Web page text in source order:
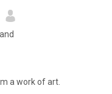
a work of art.